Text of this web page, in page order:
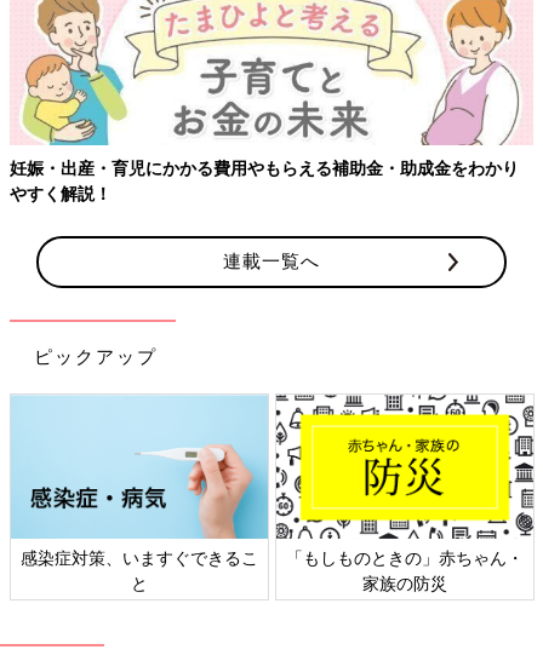
変わるのだそう。こうして、目に見える形でリサイクルされると
妊娠・出産・育児にかかる費用やもらえる補助金・助成金をわかり
やすく解説！
連載一覧へ
ピックアップ
感染症対策、いますぐできるこ
と
「もしものときの」赤ちゃん・
家族の防災